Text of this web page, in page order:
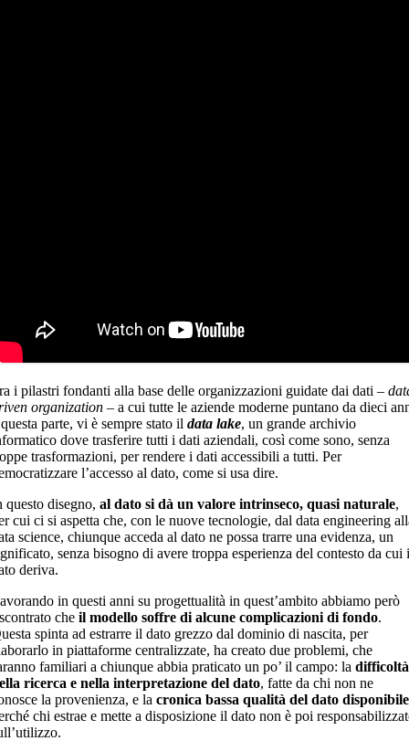
i pilastri fondanti alla base delle organizzazioni guidate dai dati –
organization – a cui tutte le aziende moderne puntano da dieci
parte, vi è sempre stato ildata lake, un grande archivio
dove trasferire tutti i dati aziendali, così come sono, senza
trasformazioni, per rendere i dati accessibili a tutti. Per
l’accesso al dato, come si usa dire.
questo disegno,al dato si dà un valore intrinseco, quasi naturale,
cui ci si aspetta che, con le nuove tecnologie, dal data engineering
science, chiunque acceda al dato ne possa trarre una evidenza, un
senza bisogno di avere troppa esperienza del contesto da cui
deriva.
in questi anni su progettualità in quest’ambito abbiamo però
cheil modello soffre di alcune complicazioni di fondo.
spinta ad estrarre il dato grezzo dal dominio di nascita, per
in piattaforme centralizzate, ha creato due problemi, che
familiari a chiunque abbia praticato un po’ il campo: ladifficoltà
ricerca e nella interpretazione del dato, fatte da chi non ne
la provenienza, e lacronica bassa qualità del dato disponibile
chi estrae e mette a disposizione il dato non è poi